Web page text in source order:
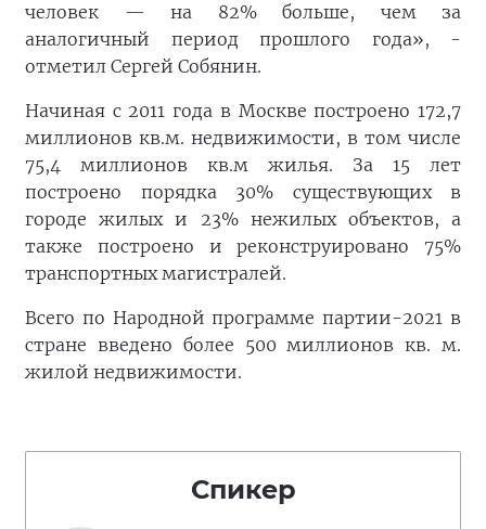
человек — на 82% больше, чем за
аналогичный период прошлого года», -
отметил Сергей Собянин.
Начиная с 2011 года в Москве построено 172,7
миллионов кв.м. недвижимости, в том числе
75,4 миллионов кв.м жилья. За 15 лет
построено порядка 30% существующих в
городе жилых и 23% нежилых объектов, а
также построено и реконструировано 75%
транспортных магистралей.
Всего по Народной программе партии-2021 в
стране введено более 500 миллионов кв. м.
жилой недвижимости.
Спикер